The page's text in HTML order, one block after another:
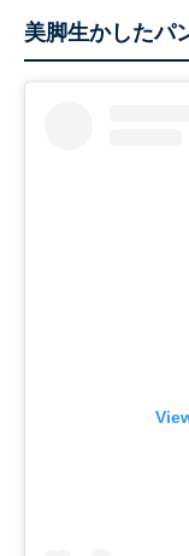
美脚生かしたパ